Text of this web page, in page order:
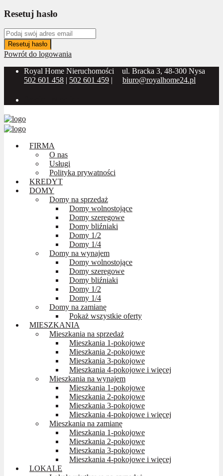
Resetuj hasło
Resetuj hasło
Powrót do logowania
Royal Home Nieruchomości
ul. Bracka 3, 48-300 Nysa
502 601 458 | 502 601 459 | biuro@royalhome24.pl
FIRMA
O nas
Usługi
Polityka prywatności
KREDYT
DOMY
Domy na sprzedaż
Domy wolnostojące
Domy szeregowe
Domy bliźniaki
Domy 1/2
Domy 1/4
Domy na wynajem
Domy wolnostojące
Domy szeregowe
Domy bliźniaki
Domy 1/2
Domy 1/4
Domy na zamianę
Pokaż wszystkie oferty
MIESZKANIA
Mieszkania na sprzedaż
Mieszkania 1-pokojowe
Mieszkania 2-pokojowe
Mieszkania 3-pokojowe
Mieszkania 4-pokojowe i więcej
Mieszkania na wynajem
Mieszkania 1-pokojowe
Mieszkania 2-pokojowe
Mieszkania 3-pokojowe
Mieszkania 4-pokojowe i więcej
Mieszkania na zamianę
Mieszkania 1-pokojowe
Mieszkania 2-pokojowe
Mieszkania 3-pokojowe
Mieszkania 4-pokojowe i więcej
LOKALE